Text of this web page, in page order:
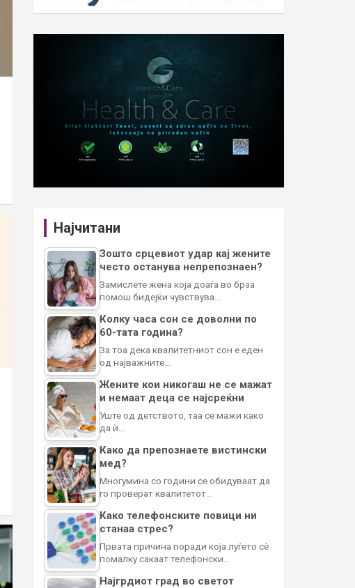
Најчитани
Зошто срцевиот удар кај жените
често останува непрепознаен?
Замислете жена која доаѓа во брза
помош бидејќи чувствува…
Колку часа сон се доволни по
60-тата година?
За тоа дека квалитетниот сон е еден
од најважните…
Жените кои никогаш не се мажат
и немаат деца се најсреќни
Уште од детството, таа се мажи како
да ѝ…
Како да препознаете вистински
мед?
Многумина со години се обидуваат да
го проверат квалитетот…
Како телефонските повици ни
станаа стрес?
Првата причина поради која луѓето сè
помалку сакаат телефонски…
Најгрдиот град во светот